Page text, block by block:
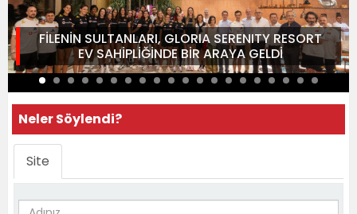
FİLENİN SULTANLARI, GLORIA SERENITY RESORT
EV SAHİPLİĞİNDE BİR ARAYA GELDİ
Neler Söylendi?
Site